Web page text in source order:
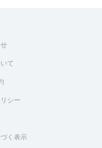
て
シー
く表示